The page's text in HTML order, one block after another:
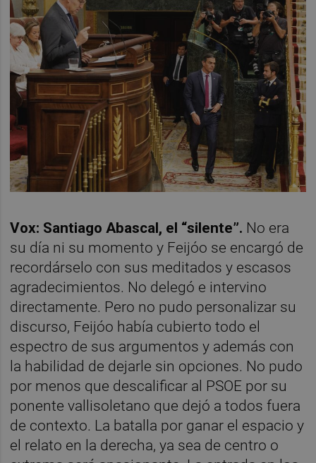
Vox: Santiago Abascal, el “silente”. No era
su día ni su momento y Feijóo se encargó de
recordárselo con sus meditados y escasos
agradecimientos. No delegó e intervino
directamente. Pero no pudo personalizar su
discurso, Feijóo había cubierto todo el
espectro de sus argumentos y además con
la habilidad de dejarle sin opciones. No pudo
por menos que descalificar al PSOE por su
ponente vallisoletano que dejó a todos fuera
de contexto. La batalla por ganar el espacio y
el relato en la derecha, ya sea de centro o